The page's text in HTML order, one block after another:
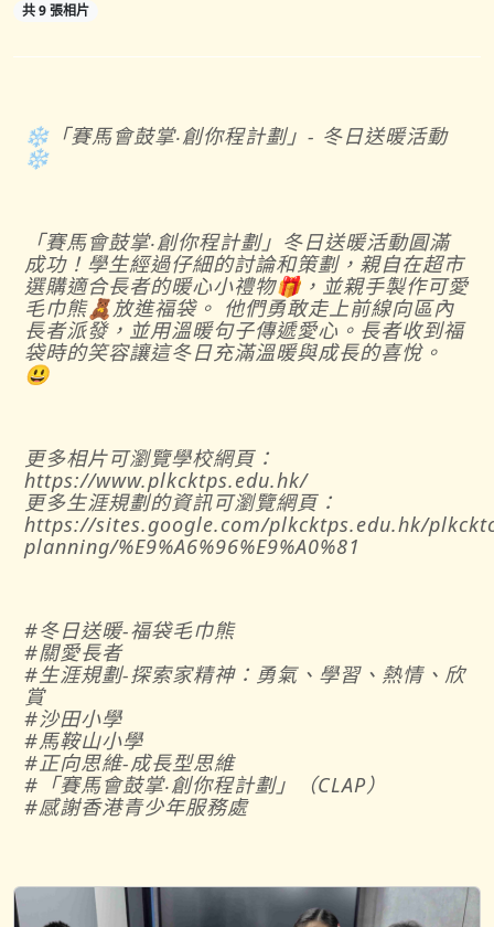
共 9 張相片
❄️「賽馬會鼓掌‧創你程計劃」- 冬日送暖活動
❄️
「賽馬會鼓掌‧創你程計劃」冬日送暖活動圓滿
成功！學生經過仔細的討論和策劃，親自在超市
選購適合長者的暖心小禮物🎁，並親手製作可愛
毛巾熊🧸放進福袋。 他們勇敢走上前線向區內
長者派發，並用溫暖句子傳遞愛心。長者收到福
袋時的笑容讓這冬日充滿溫暖與成長的喜悅。
😃
更多相片可瀏覽學校網頁：
https://www.plkcktps.edu.hk/
更多生涯規劃的資訊可瀏覽網頁：
https://sites.google.com/plkcktps.edu.hk/
planning/%E9%A6%96%E9%A0%81
#冬日送暖-福袋毛巾熊
#關愛長者
#生涯規劃-探索家精神：勇氣、學習、熱情、欣
賞
#沙田小學
#馬鞍山小學
#正向思維-成長型思維
#「賽馬會鼓掌‧創你程計劃」（CLAP）
#感謝香港青少年服務處